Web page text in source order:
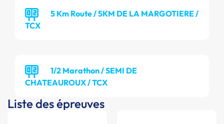
5 Km Route / 5KM DE LA MARGOTIERE /
TCX
1/2 Marathon / SEMI DE
CHATEAUROUX / TCX
Liste des épreuves